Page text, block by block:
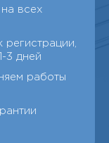
всех
регистрации,
3 дней
работы